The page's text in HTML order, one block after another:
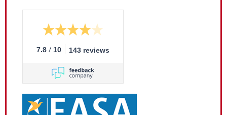
7.8 / 10 143 reviews